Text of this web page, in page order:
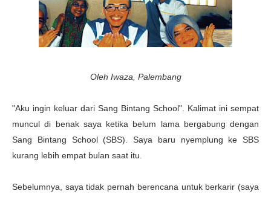
Oleh Iwaza, Palembang
"Aku ingin keluar dari Sang Bintang School". Kalimat ini sempat
muncul di benak saya ketika belum lama bergabung dengan
Sang Bintang School (SBS). Saya baru nyemplung ke SBS
kurang lebih empat bulan saat itu.
Sebelumnya, saya tidak pernah berencana untuk berkarir (saya